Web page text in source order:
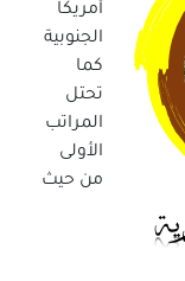
أمريكا
الجنوبية
كما
تحتل
المراتب
الأولى
من حيث